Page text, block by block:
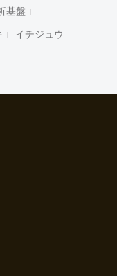
基盤
イチジュウ